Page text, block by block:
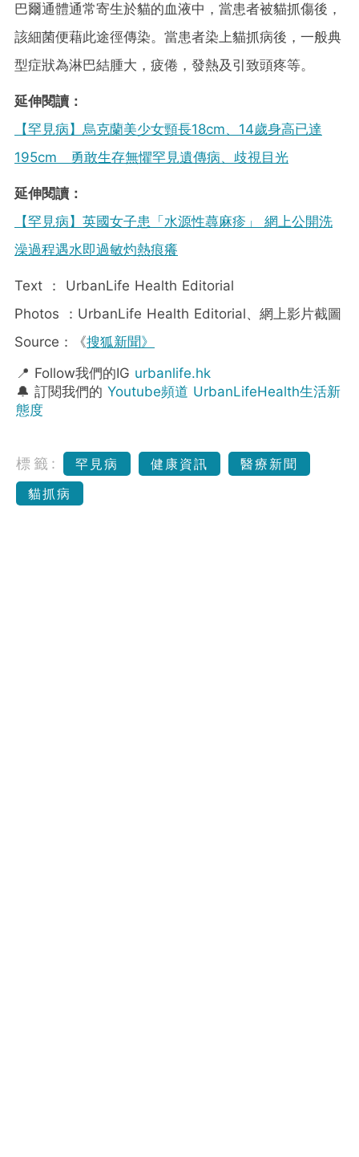
巴爾通體通常寄生於貓的血液中，當患者被貓抓傷後，
該細菌便藉此途徑傳染。當患者染上貓抓病後，一般典
型症狀為淋巴結腫大，疲倦，發熱及引致頭疼等。
延伸閱讀：
【罕見病】烏克蘭美少女頸長18cm、14歲身高已達
195cm 勇敢生存無懼罕見遺傳病、歧視目光
延伸閱讀：
【罕見病】英國女子患「水源性蕁麻疹」 網上公開洗
澡過程遇水即過敏灼熱痕癢
Text ： UrbanLife Health Editorial
Photos ：UrbanLife Health Editorial、網上影片截圖
Source：《搜狐新聞》
📍 Follow我們的IG urbanlife.hk
🔔 訂閱我們的 Youtube頻道 UrbanLifeHealth生活新
態度
標籤: 罕見病 健康資訊
醫療新聞
貓抓病